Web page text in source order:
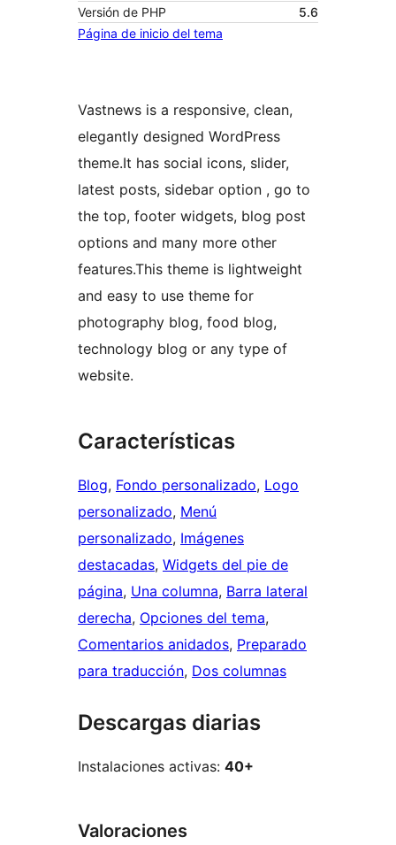
Versión de PHP
5.6
Página de inicio del tema
Vastnews is a responsive, clean,
elegantly designed WordPress
theme.It has social icons, slider,
latest posts, sidebar option , go to
the top, footer widgets, blog post
options and many more other
features.This theme is lightweight
and easy to use theme for
photography blog, food blog,
technology blog or any type of
website.
Características
Blog, Fondo personalizado, Logo
personalizado, Menú
personalizado, Imágenes
destacadas, Widgets del pie de
página, Una columna, Barra lateral
derecha, Opciones del tema
Comentarios anidados, Preparado
para traducción, Dos columnas
Descargas diarias
Instalaciones activas: 40+
Valoraciones